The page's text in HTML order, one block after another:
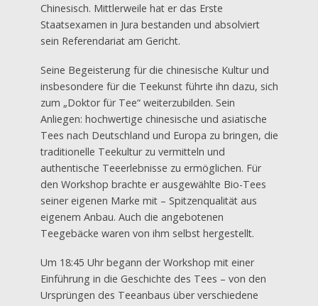
Chinesisch. Mittlerweile hat er das Erste
Staatsexamen in Jura bestanden und absolviert
sein Referendariat am Gericht.
Seine Begeisterung für die chinesische Kultur und
insbesondere für die Teekunst führte ihn dazu, sich
zum „Doktor für Tee“ weiterzubilden. Sein
Anliegen: hochwertige chinesische und asiatische
Tees nach Deutschland und Europa zu bringen, die
traditionelle Teekultur zu vermitteln und
authentische Teeerlebnisse zu ermöglichen. Für
den Workshop brachte er ausgewählte Bio-Tees
seiner eigenen Marke mit – Spitzenqualität aus
eigenem Anbau. Auch die angebotenen
Teegebäcke waren von ihm selbst hergestellt.
Um 18:45 Uhr begann der Workshop mit einer
Einführung in die Geschichte des Tees – von den
Ursprüngen des Teeanbaus über verschiedene